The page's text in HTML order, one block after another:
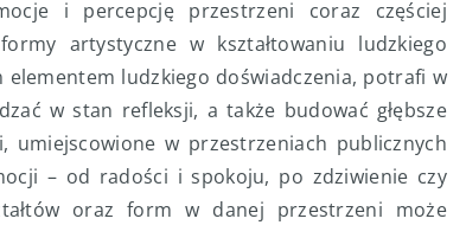
i percepcję przestrzeni coraz częściej
artystyczne w kształtowaniu ludzkiego
elementem ludzkiego doświadczenia, potrafi w
w stan refleksji, a także budować głębsze
umiejscowione w przestrzeniach publicznych
– od radości i spokoju, po zdziwienie czy
oraz form w danej przestrzeni może